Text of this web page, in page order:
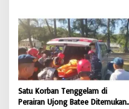
Masyarakat |
BONGKAR’Perkara.com
Satu Korban Tenggelam di
Perairan Ujong Batee Ditemukan,